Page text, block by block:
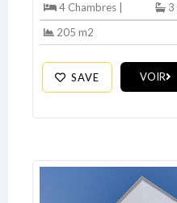
4 Chambres |
3
205 m2
SAVE VOIR